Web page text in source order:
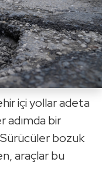
içi yollar adeta
adımda bir
bozuk
araçlar bu